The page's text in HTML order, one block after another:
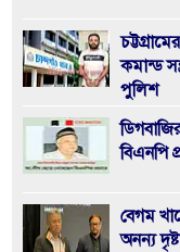
কমান্ড
পুলিশ
বিএনপি
বেগম
অনন্য